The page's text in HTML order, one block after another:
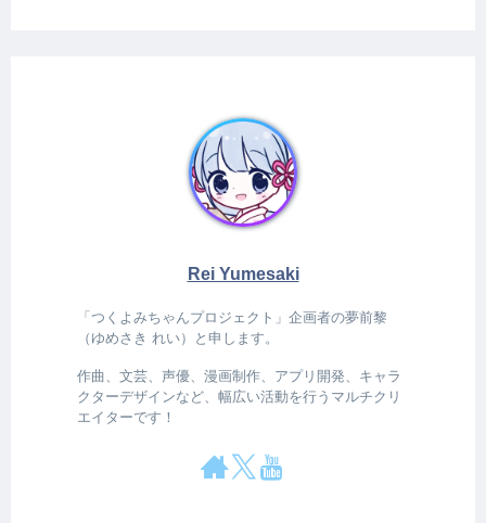
Rei Yumesaki
「つくよみちゃんプロジェクト」企画者の夢前黎
（ゆめさき れい）と申します。
作曲、文芸、声優、漫画制作、アプリ開発、キャラ
クターデザインなど、幅広い活動を行うマルチクリ
エイターです！